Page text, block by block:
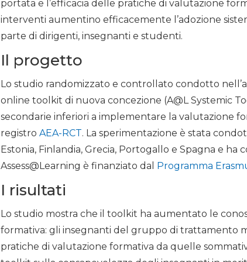
portata e l’efficacia delle pratiche di valutazione
interventi aumentino efficacemente l’adozione
parte di dirigenti, insegnanti e studenti.
Il progetto
Lo studio randomizzato e controllato condotto
online toolkit di nuova concezione (A@L Systemic
secondarie inferiori a implementare la valutazione
registro AEA-RCT. La sperimentazione è stata
Estonia, Finlandia, Grecia, Portogallo e Spagna e
Assess@Learning è finanziato dal Programma
I risultati
Lo studio mostra che il toolkit ha aumentato le
formativa: gli insegnanti del gruppo di trattamento
pratiche di valutazione formativa da quelle